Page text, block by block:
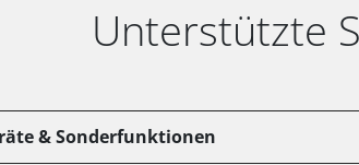
Unterstützte
& Sonderfunktionen